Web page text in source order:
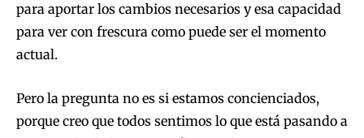
para aportar los cambios necesarios y esa capacidad
para ver con frescura como puede ser el momento
actual.
Pero la pregunta no es si estamos concienciados,
porque creo que todos sentimos lo que está pasando a